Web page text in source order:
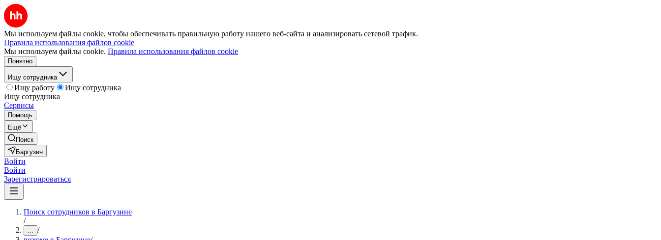
Мы используем файлы cookie, чтобы обеспечивать правильную работу нашего веб-сайта и анализировать сетевой трафик.
Правила использования файлов cookie
Мы используем файлы cookie. Правила использования файлов cookie
Понятно
Ищу сотрудника
Ищу работу
Ищу сотрудника
Ищу сотрудника
Сервисы
Помощь
Ещё
Поиск
Баргузин
Войти
Войти
Зарегистрироваться
Поиск сотрудников в Баргузине
/
... /